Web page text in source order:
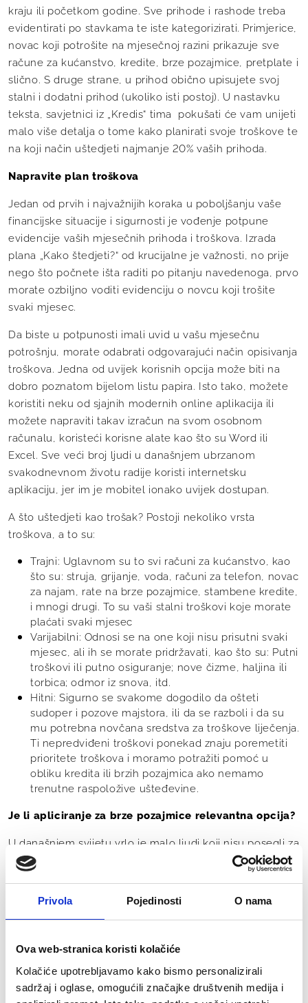
Privola Pojedinosti O nama
Ova web-stranica koristi kolačiće
Kolačiće upotrebljavamo kako bismo personalizirali
sadržaj i oglase, omogućili značajke društvenih medija i
kraju ili početkom godine. Sve prihode i rashode treba
evidentirati po stavkama te iste kategorizirati. Primjerice,
novac koji potrošite na mjesečnoj razini prikazuje sve
račune za kućanstvo, kredite, brze pozajmice, pretplate i
slično. S druge strane, u prihod obično upisujete svoj
stalni i dodatni prihod (ukoliko isti postoj). U nastavku
teksta, savjetnici iz „Kredis“ tima pokušati će vam unijeti
malo više detalja o tome kako planirati svoje troškove te
na koji način uštedjeti najmanje 20% vaših prihoda.
Napravite plan troškova
Jedan od prvih i najvažnijih koraka u poboljšanju vaše
financijske situacije i sigurnosti je vođenje potpune
evidencije vaših mjesečnih prihoda i troškova. Izrada
plana „Kako štedjeti?“ od krucijalne je važnosti, no prije
nego što počnete išta raditi po pitanju navedenoga, prvo
morate ozbiljno voditi evidenciju o novcu koji trošite
svaki mjesec.
Da biste u potpunosti imali uvid u vašu mjesečnu
potrošnju, morate odabrati odgovarajući način opisivanja
troškova. Jedna od uvijek korisnih opcija može biti na
dobro poznatom bijelom listu papira. Isto tako, možete
koristiti neku od sjajnih modernih online aplikacija ili
možete napraviti takav izračun na svom osobnom
računalu, koristeći korisne alate kao što su Word ili
Excel. Sve veći broj ljudi u današnjem ubrzanom
svakodnevnom životu radije koristi internetsku
aplikaciju, jer im je mobitel ionako uvijek dostupan.
A što uštedjeti kao trošak? Postoji nekoliko vrsta
troškova, a to su:
Trajni: Uglavnom su to svi računi za kućanstvo, kao
što su: struja, grijanje, voda, računi za telefon, novac
za najam, rate na brze pozajmice, stambene kredite,
i mnogi drugi. To su vaši stalni troškovi koje morate
plaćati svaki mjesec
Varijabilni: Odnosi se na one koji nisu prisutni svaki
mjesec, ali ih se morate pridržavati, kao što su: Putni
troškovi ili putno osiguranje; nove čizme, haljina ili
torbica; odmor iz snova, itd.
Hitni: Sigurno se svakome dogodilo da ošteti
sudoper i pozove majstora, ili da se razboli i da su
mu potrebna novčana sredstva za troškove liječenja.
Ti nepredviđeni troškovi ponekad znaju poremetiti
prioritete troškova i moramo potražiti pomoć u
obliku kredita ili brzih pozajmica ako nemamo
trenutne raspoložive ušteđevine.
Je li apliciranje za brze pozajmice relevantna opcija?
U današnjem svijetu vrlo je malo ljudi koji nisu posegli za
podizanje brzih pozajmica. Nema ništa loše u tome da si
pomognete u teškom trenutku kada morate platiti
određeni račun ili namiriti troškove za spomenute „hitne“
situacije. Uzimanje ovako brzog zajma sada je iznimno
Kreditni konzultanti iz „Kredis“ tima Vam savjetuju da,
razmotrite doprinose koje možete priuštiti za otplatu, a
temelji se na Vašim osobnim prihodima. Jedino na taj